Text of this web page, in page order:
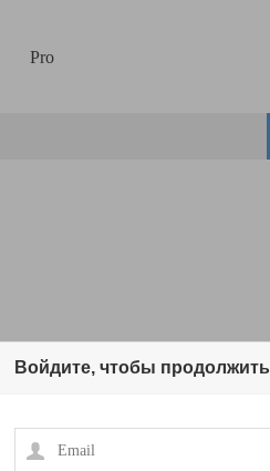
Pro
Войдите, чтобы продолжить
Email